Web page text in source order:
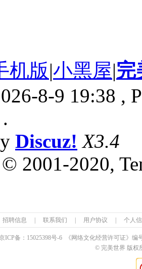
机版|小黑屋|完
8-9 19:38 ,
Discuz! X3.4
2001-2020,
招聘信息 联系我们 用户协议 个人
ICP备： 15025398号-6 《网络文化经营许可证》编
© 完美世界 版权